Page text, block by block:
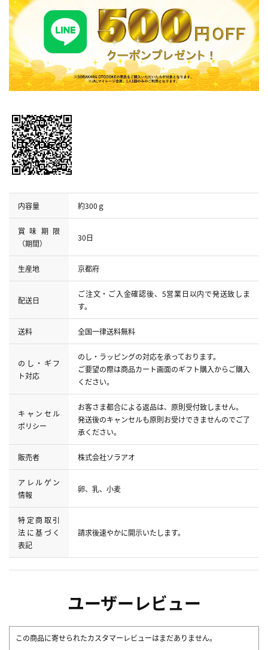
内容量 約300ｇ
賞味期限
（期間）
30日
生産地 京都府
配送日
ご注文・ご入金確認後、5営業日以内で発送致しま
す。
送料 全国一律送料無料
のし・ギフ
ト対応
のし・ラッピングの対応を承っております。
ご要望の際は商品カート画面のギフト購入からご購入
ください。
キャンセル
ポリシー
お客さま都合による返品は、原則受付致しません。
発送後のキャンセルも原則お受けできませんのでご了
承ください。
販売者 株式会社ソラアオ
アレルゲン
情報
卵、乳、小麦
特定商取引
法に基づく
表記
請求後速やかに開示いたします。
ユーザーレビュー
この商品に寄せられたカスタマーレビューはまだありません。